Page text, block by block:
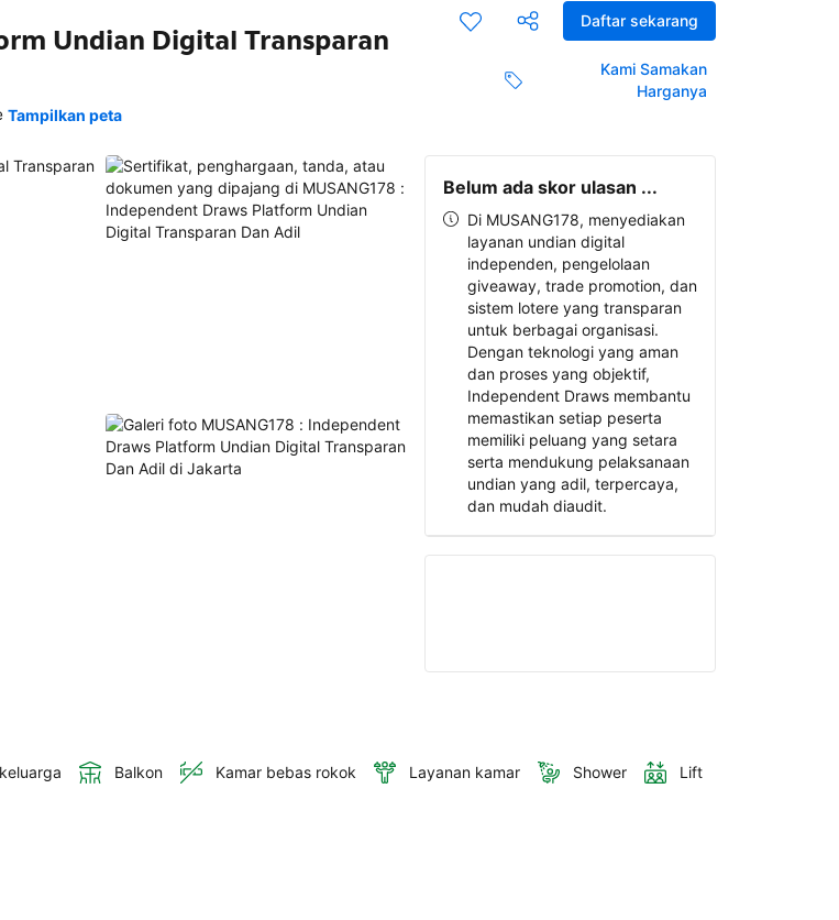
Daftar sekarang
Kami Samakan
Harganya
Undian Digital Transparan
Tampilkan peta
Belum ada skor ulasan ...
Di MUSANG178, menyediakan
layanan undian digital
independen, pengelolaan
giveaway, trade promotion, dan
sistem lotere yang transparan
untuk berbagai organisasi.
Dengan teknologi yang aman
dan proses yang objektif,
Independent Draws membantu
memastikan setiap peserta
memiliki peluang yang setara
serta mendukung pelaksanaan
undian yang adil, terpercaya,
dan mudah diaudit.
Balkon Kamar bebas rokok Layanan kamar Shower Lift